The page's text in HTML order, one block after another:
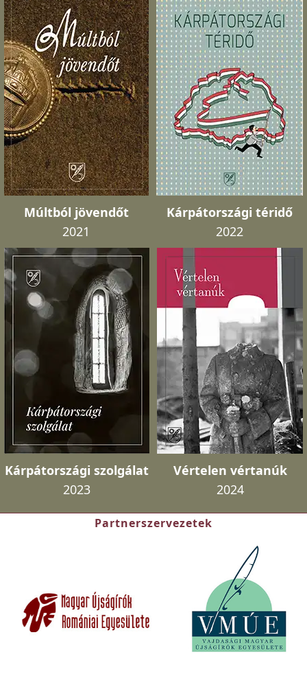
Múltból jövendőt
2021
Kárpátországi téridő
2022
Kárpátországi szolgálat
2023
Vértelen vértanúk
2024
Partnerszervezetek